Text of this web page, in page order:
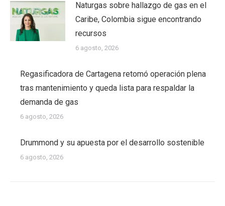
Naturgas sobre hallazgo de gas en el
Caribe, Colombia sigue encontrando
recursos
6 agosto, 2026
Regasificadora de Cartagena retomó operación plena
tras mantenimiento y queda lista para respaldar la
demanda de gas
6 agosto, 2026
Drummond y su apuesta por el desarrollo sostenible
6 agosto, 2026